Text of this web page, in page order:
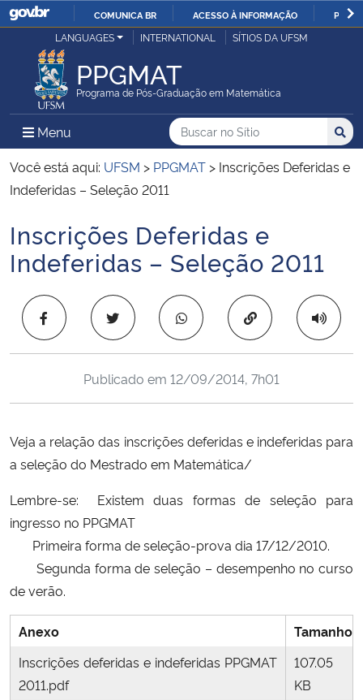
IR
COMUNICA BR ACESSO À INFORMAÇÃO
Ministério da Justiça e Segurança Pública
Ministério da Defesa
Ministério das Relações Exteriores
Ministério da Infraestrutura
Ministério da Educação
Ministério da Cidadania
Ministério de Minas e Energia
Ministério da Ciência, Tecnologia, Inovações e Comunicações
Ministério do Meio Ambiente
Ministério do Turismo
Ministério do Desenvolvimento Regional
Controladoria-Geral da União
LANGUAGES INTERNATIONAL SÍTIOS DA UFSM
PPGMAT
Programa de Pós-Graduação em Matemática
Menu Menu Principal do Sítio
Busca
Buscar no no Sítio
Busca:
Você está aqui: UFSM > PPGMAT > Inscrições Deferidas e
Indeferidas – Seleção 2011
Início do conteúdo
Inscrições Deferidas e
Indeferidas – Seleção 2011
Copiar para área
Publicado em 12/09/2014, 7h01
Veja a relação das inscrições deferidas e indeferidas para
a seleção do Mestrado em Matemática/
Lembre-se: Existem duas formas de seleção para
ingresso no PPGMAT
Primeira forma de seleção-prova dia 17/12/2010.
Segunda forma de seleção – desempenho no curso
de verão.
Anexo
Tamanho
Inscrições deferidas e indeferidas PPGMAT
2011.pdf
107.05
KB